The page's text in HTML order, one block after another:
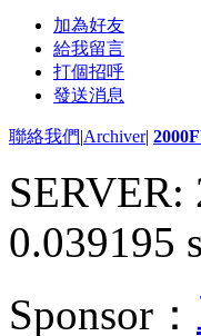
加為好友
給我留言
打個招呼
發送消息
聯絡我們|Archiver|
0.039195
Sponsor：